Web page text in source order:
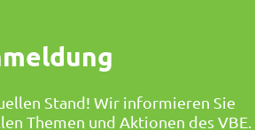
Stand! Wir informieren Sie
Themen und Aktionen des VBE.